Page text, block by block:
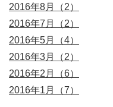
2016年8月（2）
2016年7月（2）
2016年5月（4）
2016年3月（2）
2016年2月（6）
2016年1月（7）